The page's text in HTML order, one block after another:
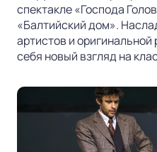
спектакле «Господа
«Балтийский дом».
артистов и
себя новый взгляд на